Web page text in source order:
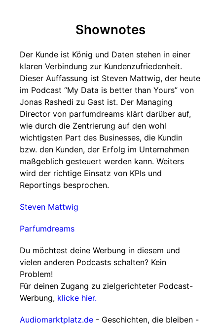
Shownotes
Der Kunde ist König und Daten stehen in einer
klaren Verbindung zur Kundenzufriedenheit.
Dieser Auffassung ist Steven Mattwig, der heute
im Podcast “My Data is better than Yours” von
Jonas Rashedi zu Gast ist. Der Managing
Director von parfumdreams klärt darüber auf,
wie durch die Zentrierung auf den wohl
wichtigsten Part des Businesses, die Kundin
bzw. den Kunden, der Erfolg im Unternehmen
maßgeblich gesteuert werden kann. Weiters
wird der richtige Einsatz von KPIs und
Reportings besprochen.
Steven Mattwig
Parfumdreams
Du möchtest deine Werbung in diesem und
vielen anderen Podcasts schalten? Kein
Problem!
Für deinen Zugang zu zielgerichteter Podcast-
Werbung, klicke hier.
Audiomarktplatz.de - Geschichten, die bleiben -